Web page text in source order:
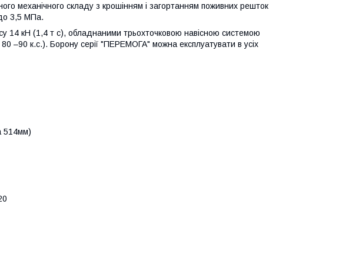
механічного складу з крошінням і загортанням поживних решток
до 3,5 МПа.
14 кН (1,4 т с), обладнаними трьохточковою навісною системою
к.с.). Борону серії "ПЕРЕМОГА" можна експлуатувати в усіх
514мм)